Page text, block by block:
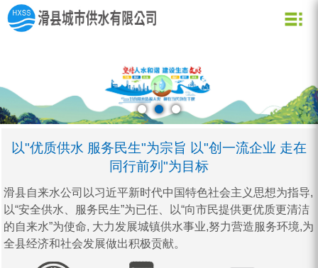
企业理念
创新理念
营业网点
水质信息
以"优质供水 服务民生"为宗旨 以"创一流企业 走在
同行前列"为目标
滑县自来水公司以习近平新时代中国特色社会主义思想为指导,
以“安全供水、服务民生”为已任、以“向市民提供更优质更清洁
的自来水”为使命, 大力发展城镇供水事业,努力营造服务环境,为
全县经济和社会发展做出积极贡献。